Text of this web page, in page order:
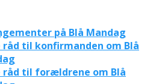
på Blå Mandag
råd til konfirmanden om Blå
råd til forældrene om Blå